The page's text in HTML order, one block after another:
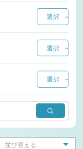
選択
選択
選択